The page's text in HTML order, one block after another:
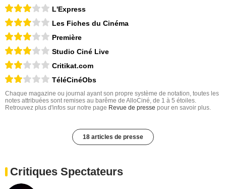
L'Express
Les Fiches du Cinéma
Première
Studio Ciné Live
Critikat.com
TéléCinéObs
Chaque magazine ou journal ayant son propre système de notation, toutes les
notes attribuées sont remises au barême de AlloCiné, de 1 à 5 étoiles.
Retrouvez plus d'infos sur notre page Revue de presse pour en savoir plus.
18 articles de presse
Critiques Spectateurs